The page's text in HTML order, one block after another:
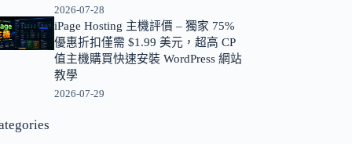
2026-07-28
iPage Hosting 主機評價 – 獨家 75%
優惠折扣僅需 $1.99 美元，超高 CP
值主機購買快速安裝 WordPress 網站
教學
2026-07-29